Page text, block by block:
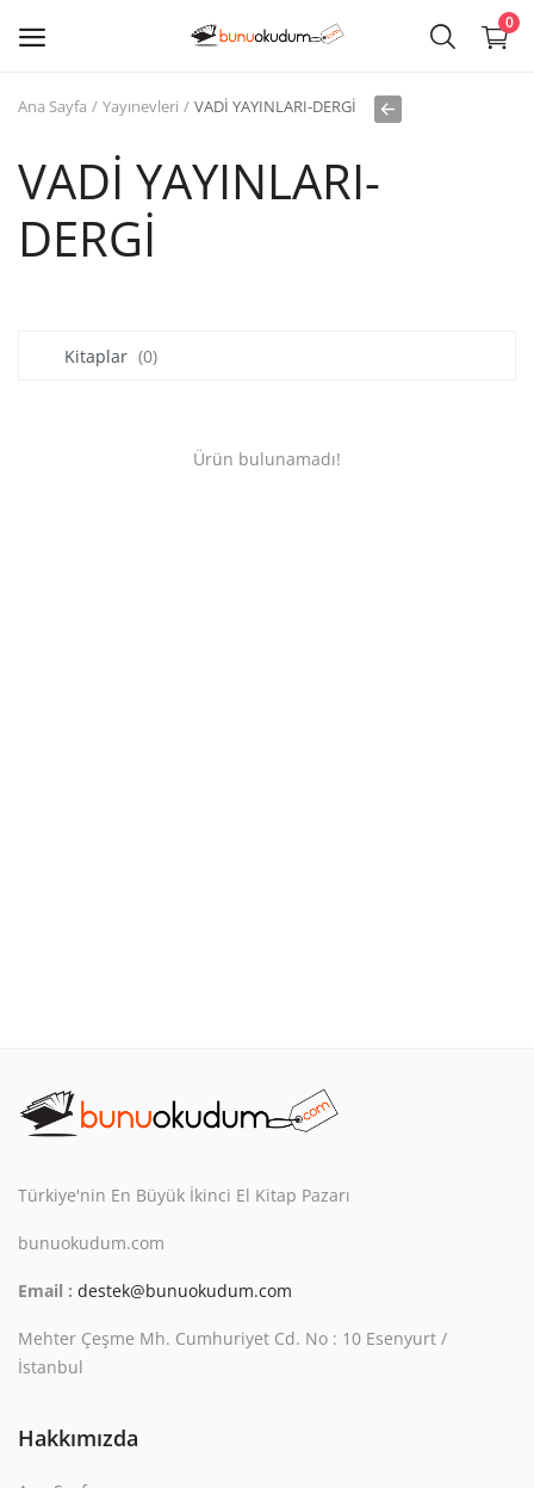
0
Giriş
Destek Merkezi
Mağazalar
Blog
İletişim
TRY (₺)
Ana Sayfa Yayınevleri VADİ YAYINLARI-DERGİ
VADİ YAYINLARI-
DERGİ
Kitaplar (0)
Ürün bulunamadı!
Türkiye'nin En Büyük İkinci El Kitap Pazarı
bunuokudum.com
Email : destek@bunuokudum.com
Mehter Çeşme Mh. Cumhuriyet Cd. No : 10 Esenyurt /
İstanbul
Hakkımızda